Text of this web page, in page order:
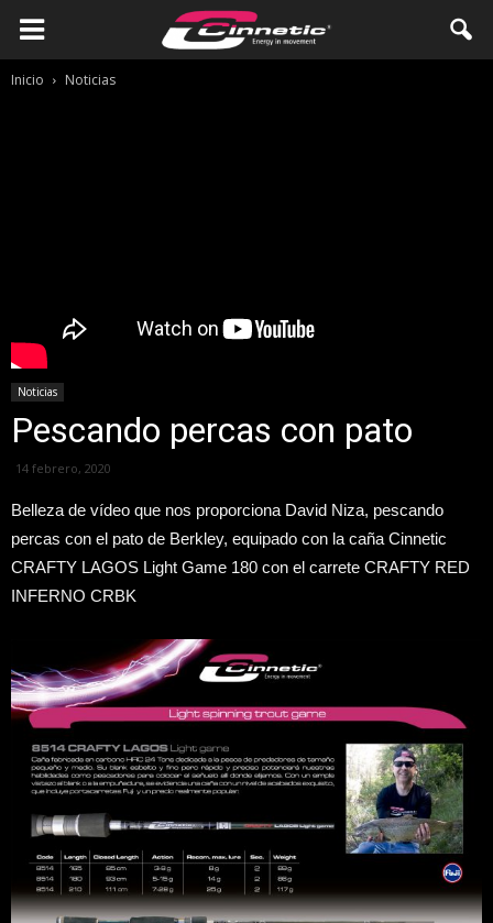
Inicio Noticias
Noticias
Pescando percas con pato
14 febrero, 2020
Belleza de vídeo que nos proporciona David Niza, pescando
percas con el pato de Berkley, equipado con la caña Cinnetic
CRAFTY LAGOS Light Game 180 con el carrete CRAFTY RED
INFERNO CRBK